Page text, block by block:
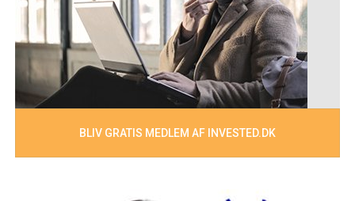
BLIV GRATIS MEDLEM AF INVESTED.DK